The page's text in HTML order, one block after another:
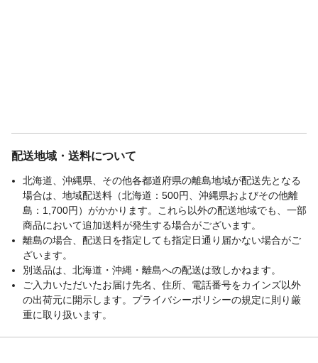
配送地域・送料について
北海道、沖縄県、その他各都道府県の離島地域が配送先となる
場合は、地域配送料（北海道：500円、沖縄県およびその他離
島：1,700円）がかかります。これら以外の配送地域でも、一部
商品において追加送料が発生する場合がございます。
離島の場合、配送日を指定しても指定日通り届かない場合がご
ざいます。
別送品は、北海道・沖縄・離島への配送は致しかねます。
ご入力いただいたお届け先名、住所、電話番号をカインズ以外
の出荷元に開示します。プライバシーポリシーの規定に則り厳
重に取り扱います。